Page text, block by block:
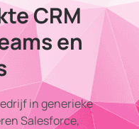
CRM
en
in generieke
Salesforce,